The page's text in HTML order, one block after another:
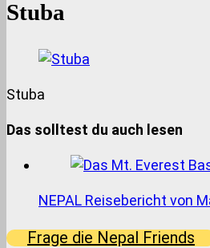
Stuba
Stuba
Das solltest du auch lesen
NEPAL Reisebericht von
Frage die Nepal Friends